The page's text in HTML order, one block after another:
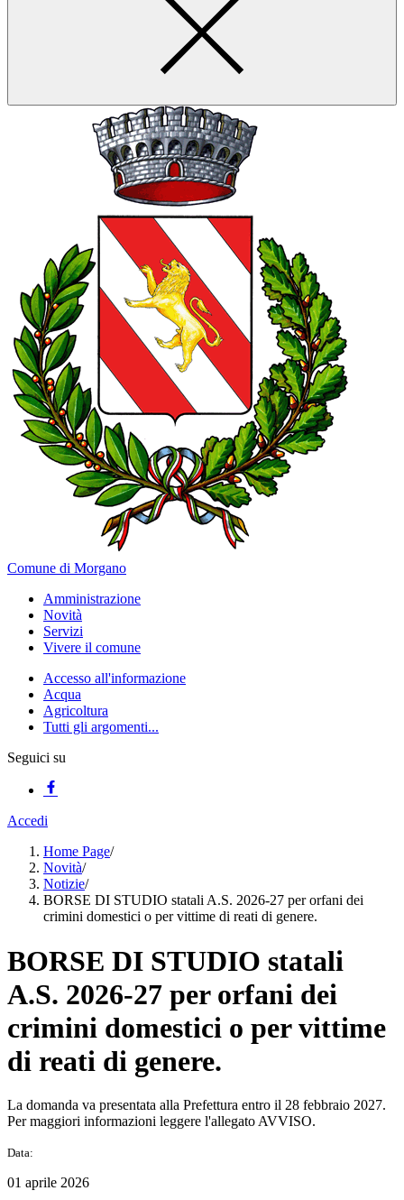
Comune di Morgano
Amministrazione
Novità
Servizi
Vivere il comune
Accesso all'informazione
Acqua
Agricoltura
Tutti gli argomenti...
Seguici su
Accedi
Home Page/
Novità/
Notizie/
BORSE DI STUDIO statali A.S. 2026-27 per orfani dei
crimini domestici o per vittime di reati di genere.
BORSE DI STUDIO statali
A.S. 2026-27 per orfani dei
crimini domestici o per vittime
di reati di genere.
La domanda va presentata alla Prefettura entro il 28 febbraio 2027.
Per maggiori informazioni leggere l'allegato AVVISO.
Data:
01 aprile 2026